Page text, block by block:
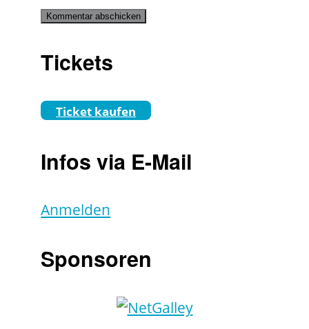
Tickets
Ticket kaufen
Infos via E-Mail
Anmelden
Sponsoren